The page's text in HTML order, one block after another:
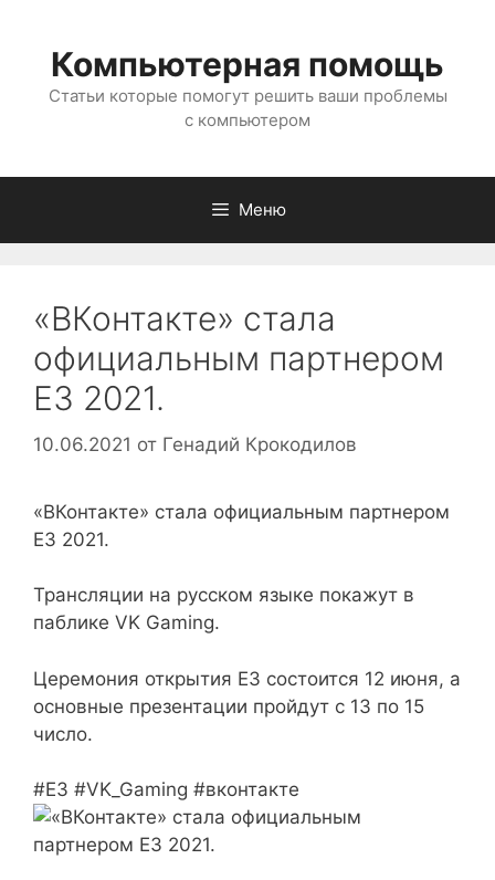
содержимому
Компьютерная помощь
Статьи которые помогут решить ваши проблемы
с компьютером
Меню
«ВКонтакте» стала
официальным партнером
E3 2021.
10.06.2021 от Генадий Крокодилов
«ВКонтакте» стала официальным партнером
E3 2021.
Трансляции на русском языке покажут в
паблике VK Gaming.
Церемония открытия E3 состоится 12 июня, а
основные презентации пройдут с 13 по 15
число.
#E3 #VK_Gaming #вконтакте